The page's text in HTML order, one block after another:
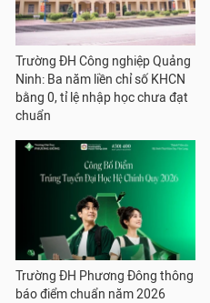
Trường ĐH Công nghiệp Quảng
Ninh: Ba năm liền chỉ số KHCN
bằng 0, tỉ lệ nhập học chưa đạt
chuẩn
Trường ĐH Phương Đông thông
báo điểm chuẩn năm 2026